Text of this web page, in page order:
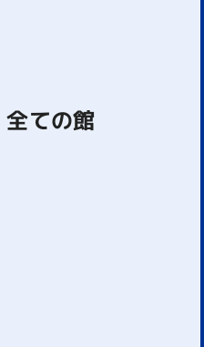
全ての館